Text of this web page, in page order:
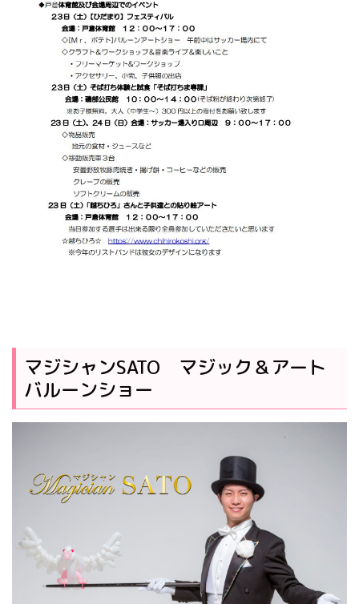
マジシャンSATO マジック＆アート
バルーンショー